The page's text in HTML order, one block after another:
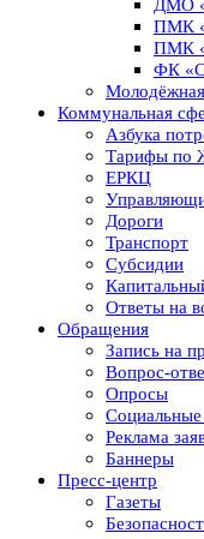
ДМО
ПМК
ПМК
ФК
Коммунальная
Азбука
Тарифы по
ЕРКЦ
Дороги
Транспорт
Субсидии
Ответы на
Обращения
Запись на
Вопрос-
Опросы
Социальные
Реклама
Баннеры
Пресс-центр
Газеты